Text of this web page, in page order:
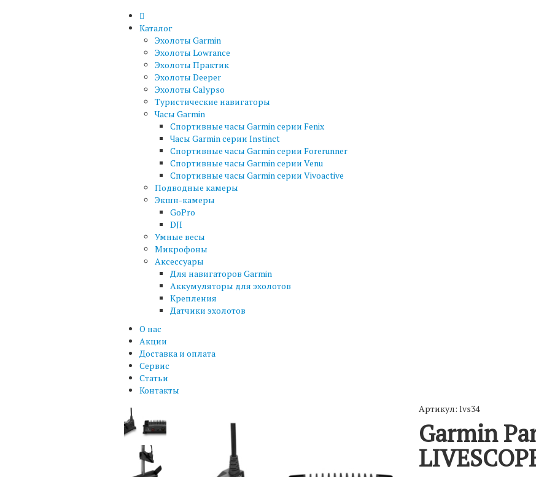
Каталог
Эхолоты Garmin
Эхолоты Lowrance
Эхолоты Практик
Эхолоты Deeper
Эхолоты Calypso
Туристические навигаторы
Часы Garmin
Спортивные часы Garmin серии Fenix
Часы Garmin серии Instinct
Спортивные часы Garmin серии Forerunner
Спортивные часы Garmin серии Venu
Спортивные часы Garmin серии Vivoactive
Подводные камеры
Экшн-камеры
GoPro
DJI
Умные весы
Микрофоны
Аксессуары
Для навигаторов Garmin
Аккумуляторы для эхолотов
Крепления
Датчики эхолотов
О нас
Акции
Доставка и оплата
Сервис
Статьи
Контакты
Артикул: lvs34
Garmin